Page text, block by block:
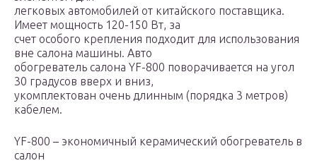
легковых автомобилей от китайского поставщика.
Имеет мощность 120-150 Вт, за
счет особого крепления подходит для использования
вне салона машины. Авто
обогреватель салона YF-800 поворачивается на угол
30 градусов вверх и вниз,
укомплектован очень длинным (порядка 3 метров)
кабелем.
YF-800 – экономичный керамический обогреватель в
салон